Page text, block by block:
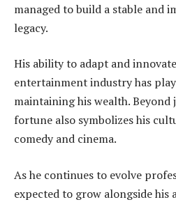
managed to build a stable and
legacy.
His ability to adapt and
entertainment industry has
maintaining his wealth. Beyond
fortune also symbolizes his
comedy and cinema.
As he continues to evolve
expected to grow alongside